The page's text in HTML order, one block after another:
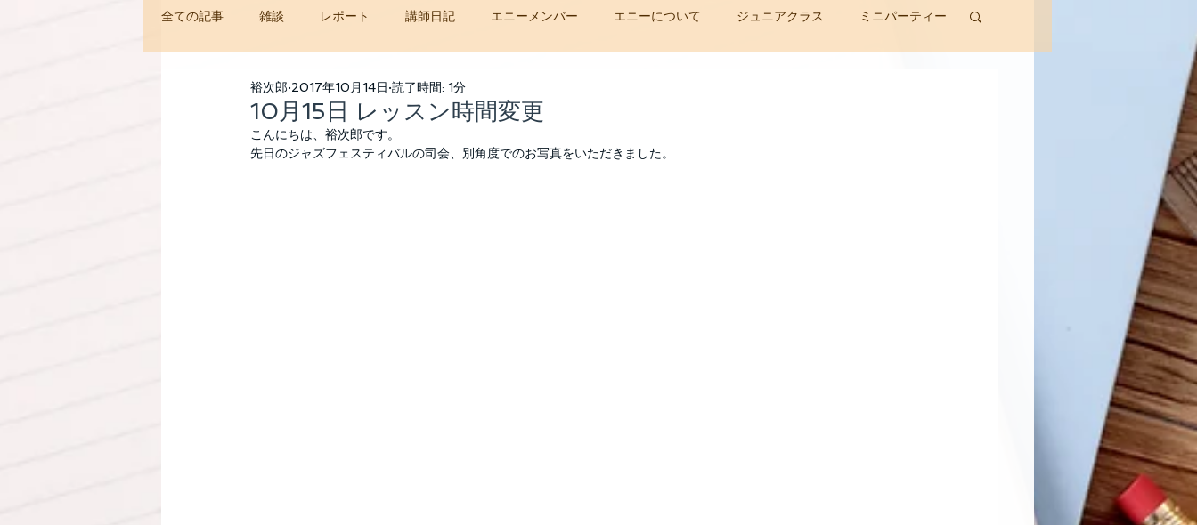
全ての記事 雑談 レポート 講師日記 エニーメンバー エニーについて ジュニアクラス ミニパーティー
今すぐ始める コミュニティ 非常事態オンラインレッスン
10月15日 レッスン時間変更
裕次郎 2017年10月14日 読了時間: 1分
こんにちは、裕次郎です。
先日のジャズフェスティバルの司会、別角度でのお写真をいただきました。